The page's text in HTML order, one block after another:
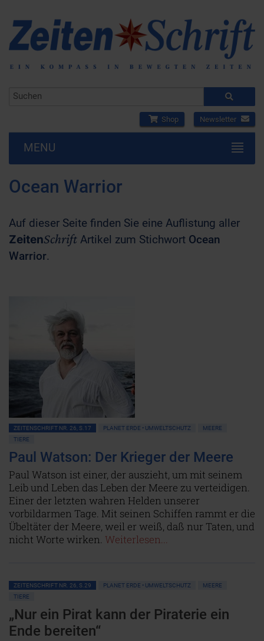
Shop Newsletter
MENU
Ocean Warrior
Auf dieser Seite finden Sie eine Auflistung aller
ZeitenSchrift Artikel zum Stichwort Ocean
Warrior.
ZEITENSCHRIFT NR. 26, S.17 PLANET ERDE • UMWELTSCHUTZ
MEERE
TIERE
Paul Watson: Der Krieger der Meere
Paul Watson ist einer, der auszieht, um mit seinem
Leib und Leben das Leben der Meere zu verteidigen.
Einer der letzten wahren Helden unserer
vorbildarmen Tage. Mit seinen Schiffen rammt er die
Übeltäter der Meere, weil er weiß, daß nur Taten, und
nicht Worte wirken. Weiterlesen...
ZEITENSCHRIFT NR. 26, S.29 PLANET ERDE • UMWELTSCHUTZ
MEERE
TIERE
„Nur ein Pirat kann der Piraterie ein
Ende bereiten“